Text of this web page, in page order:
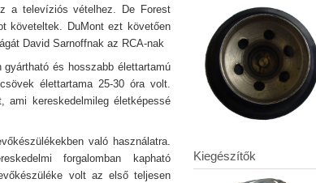
a televíziós vételhez. De Forest
követeltek. DuMont ezt követően
David Sarnoffnak az RCA-nak
és hosszabb élettartamú
élettartama 25-30 óra volt.
ami kereskedelmileg életképessé
való használatra.
forgalomban kapható
volt az első teljesen
Kiegészítők